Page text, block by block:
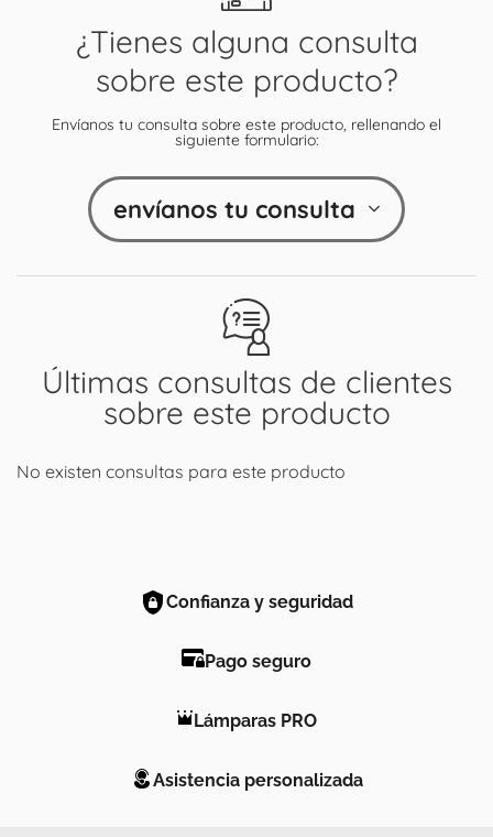
Últimas consultas de clientes
sobre este producto
No existen consultas para este producto
¿Tienes alguna consulta
sobre este producto?
Envíanos tu consulta sobre este producto, rellenando el
siguiente formulario:
envíanos tu consulta
Confianza y seguridad
Pago seguro
Lámparas PRO
Asistencia personalizada